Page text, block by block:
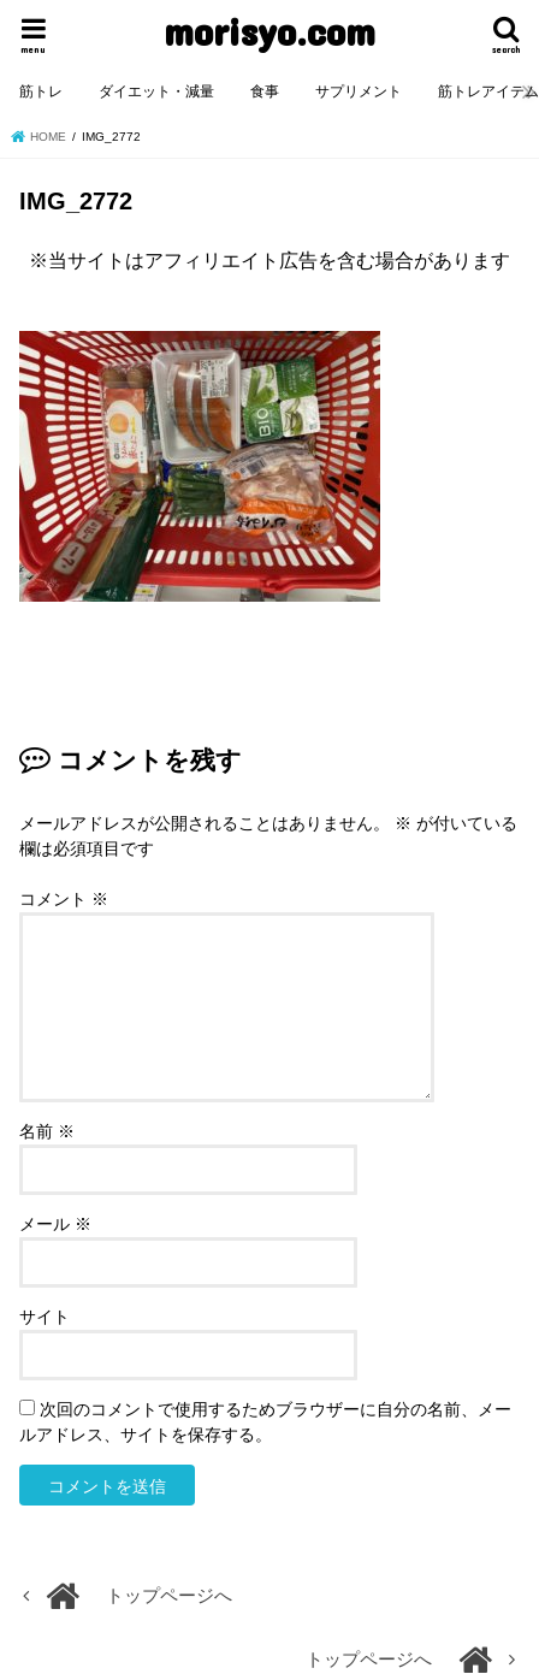
morisyo.com search
menu
筋トレ ダイエット・減量 食事 サプリメント 筋トレアイテム
HOME IMG_2772
IMG_2772
※当サイトはアフィリエイト広告を含む場合があります
コメントを残す
メールアドレスが公開されることはありません。 ※ が付いている
欄は必須項目です
コメント ※
名前 ※
メール ※
サイト
次回のコメントで使用するためブラウザーに自分の名前、メー
ルアドレス、サイトを保存する。
トップページへ
トップページへ